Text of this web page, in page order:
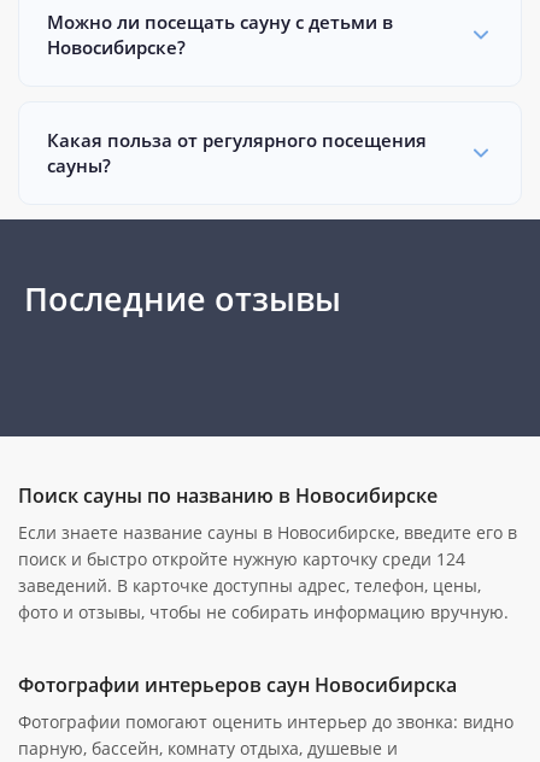
Можно ли посещать сауну с детьми в
Новосибирске?
Какая польза от регулярного посещения
сауны?
Последние отзывы
Поиск сауны по названию в Новосибирске
Если знаете название сауны в Новосибирске, введите его в
поиск и быстро откройте нужную карточку среди 124
заведений. В карточке доступны адрес, телефон, цены,
фото и отзывы, чтобы не собирать информацию вручную.
Фотографии интерьеров саун Новосибирска
Фотографии помогают оценить интерьер до звонка: видно
парную, бассейн, комнату отдыха, душевые и